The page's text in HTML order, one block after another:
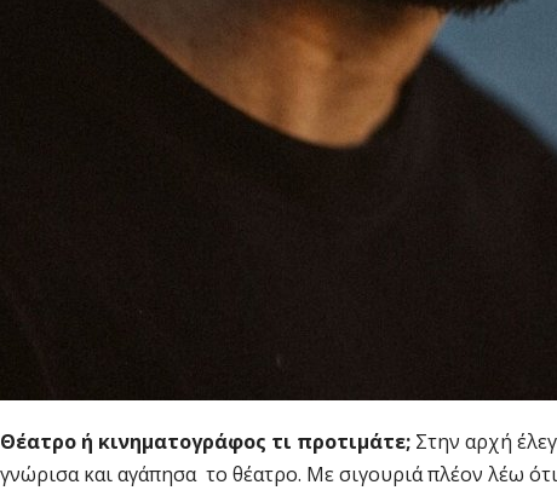
Θέατρο ή κινηματογράφος τι προτιμάτε; Στην αρχή
γνώρισα και αγάπησα το θέατρο. Με σιγουριά πλέον λέω